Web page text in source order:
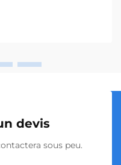
Avec la
devis
sous peu.